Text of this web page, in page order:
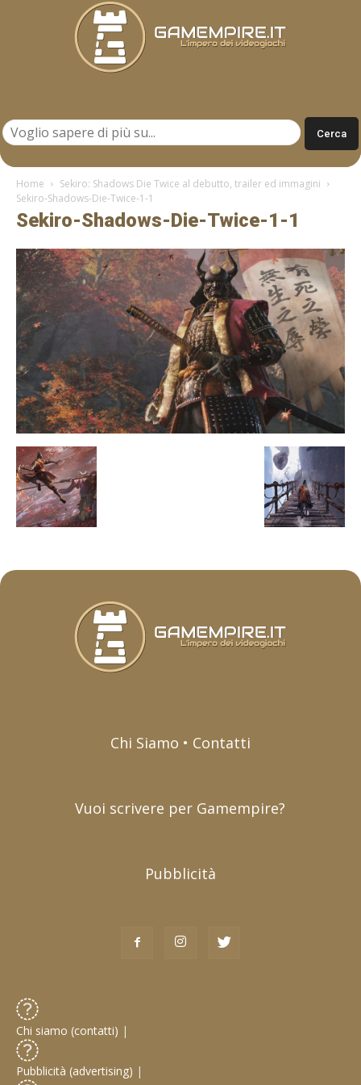
Home
Sekiro: Shadows Die Twice al debutto, trailer ed immagini
Sekiro-Shadows-Die-Twice-1-1
Sekiro-Shadows-Die-Twice-1-1
Chi Siamo • Contatti
Vuoi scrivere per Gamempire?
Pubblicità
Chi siamo (contatti) |
Pubblicità (advertising) |